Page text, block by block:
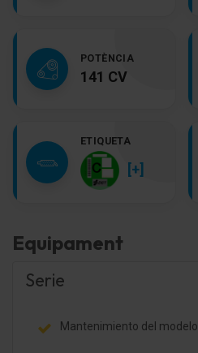
POTÈNCIA
141 CV
ETIQUETA
[+]
Equipament
Serie
Mantenimiento del modelo